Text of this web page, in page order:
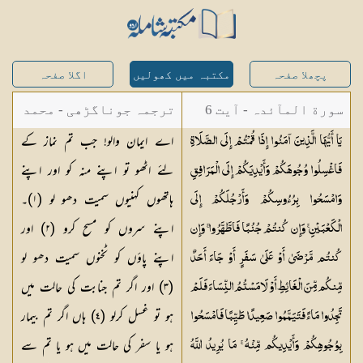
پچھلا صفحہ مکتبہ میں کھولیں اگلا صفحہ
سورة المآئدہ - آیت 6
يَا أَيُّهَا الَّذِينَ آمَنُوا إِذَا قُمْتُمْ إِلَى الصَّلَاةِ
فَاغْسِلُوا وُجُوهَكُمْ وَأَيْدِيَكُمْ إِلَى الْمَرَافِقِ
وَامْسَحُوا بِرُءُوسِكُمْ وَأَرْجُلَكُمْ إِلَى
الْكَعْبَيْنِ ۚ وَإِن كُنتُمْ جُنُبًا فَاطَّهَّرُوا ۚ وَإِن
كُنتُم مَّرْضَىٰ أَوْ عَلَىٰ سَفَرٍ أَوْ جَاءَ أَحَدٌ
مِّنكُم مِّنَ الْغَائِطِ أَوْ لَامَسْتُمُ النِّسَاءَ فَلَمْ
تَجِدُوا مَاءً فَتَيَمَّمُوا صَعِيدًا طَيِّبًا فَامْسَحُوا
بِوُجُوهِكُمْ وَأَيْدِيكُم مِّنْهُ ۚ مَا يُرِيدُ اللَّهُ
ترجمہ جوناگڑھی - محمد
جونا گڑھی
اے ایمان والو! جب تم نماز کے
لئے اٹھو تو اپنے منہ کو اور اپنے
ہاتھوں کہنیوں سمیت دھو لو (١)۔
اپنے سروں کو مسح کرو (٢) اور
اپنے پاؤں کو ٹخنوں سمیت دھو لو
(٣) اور اگر تم جنابت کی حالت میں
ہو تو غسل کرلو (٤) ہاں اگر تم بیمار
ہو یا سفر کی حالت میں ہو یا تم سے